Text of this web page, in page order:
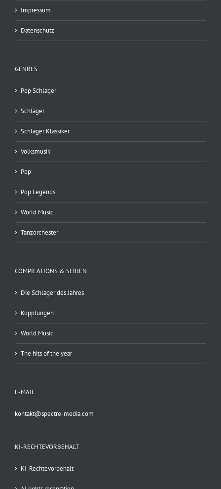
Impressum
Datenschutz
GENRES
Pop Schlager
Schlager
Schlager Klassiker
Volksmusik
Pop
Pop Legends
World Music
Tanzorchester
COMPILATIONS & SERIEN
Die Schlager des Jahres
Kopplungen
World Music
The hits of the year
E-MAIL
kontakt@spectre-media.com
KI-RECHTEVORBEHALT
KI-Rechtevorbehalt